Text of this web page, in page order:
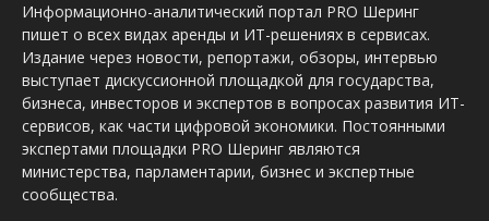
Информационно-аналитический портал PRO Шеринг
пишет о всех видах аренды и ИТ-решениях в сервисах.
Издание через новости, репортажи, обзоры, интервью
выступает дискуссионной площадкой для государства,
бизнеса, инвесторов и экспертов в вопросах развития ИТ-
сервисов, как части цифровой экономики. Постоянными
экспертами площадки PRO Шеринг являются
министерства, парламентарии, бизнес и экспертные
сообщества.